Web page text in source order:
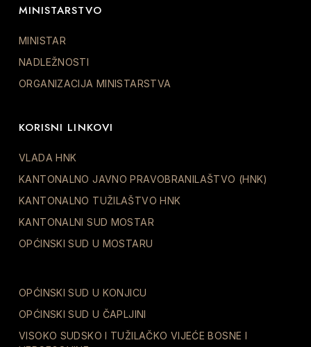
MINISTARSTVO
MINISTAR
NADLEŽNOSTI
ORGANIZACIJA MINISTARSTVA
KORISNI LINKOVI
VLADA HNK
KANTONALNO JAVNO PRAVOBRANILAŠTVO (HNK)
KANTONALNO TUŽILAŠTVO HNK
KANTONALNI SUD MOSTAR
OPĆINSKI SUD U MOSTARU
OPĆINSKI SUD U KONJICU
OPĆINSKI SUD U ČAPLJINI
VISOKO SUDSKO I TUŽILAČKO VIJEĆE BOSNE I